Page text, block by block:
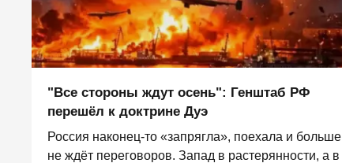
"Все стороны ждут осень": Генштаб РФ
перешёл к доктрине Дуэ
Россия наконец-то «запрягла», поехала и больше
не ждёт переговоров. Запад в растерянности, а в